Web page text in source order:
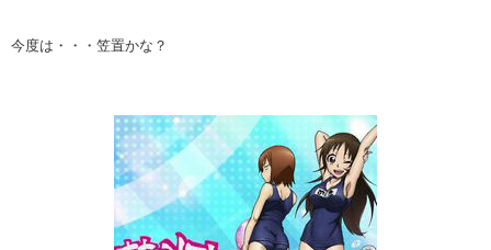
今度は・・・笠置かな？